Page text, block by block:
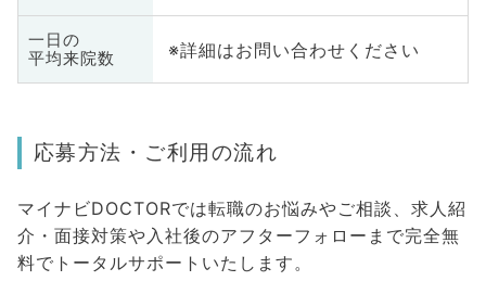
一日の
平均来院数
※詳細はお問い合わせください
応募方法・ご利用の流れ
マイナビDOCTORでは転職のお悩みやご相談、求人紹
介・面接対策や入社後のアフターフォローまで完全無
料でトータルサポートいたします。